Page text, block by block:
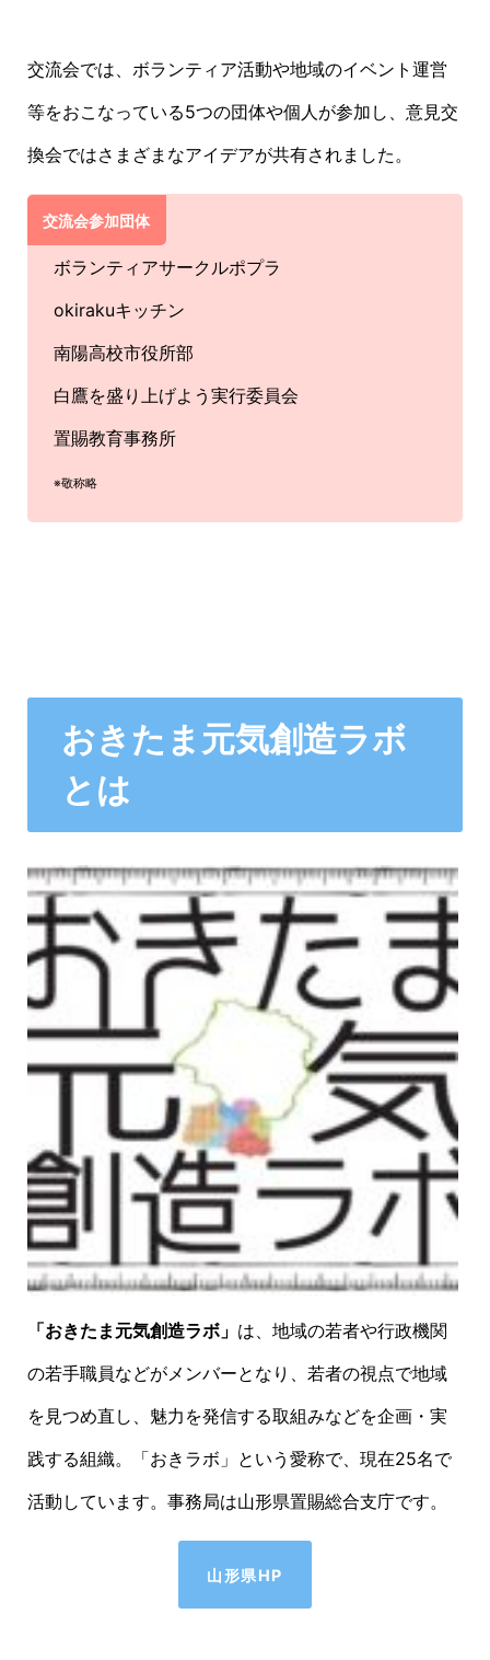
交流会では、ボランティア活動や地域のイベント運営
等をおこなっている5つの団体や個人が参加し、意見交
換会ではさまざまなアイデアが共有されました。
交流会参加団体
ボランティアサークルポプラ
okirakuキッチン
南陽高校市役所部
白鷹を盛り上げよう実行委員会
置賜教育事務所
※敬称略
おきたま元気創造ラボ
とは
「おきたま元気創造ラボ」 は、地域の若者や行政機関
の若手職員などがメンバーとなり、若者の視点で地域
を見つめ直し、魅力を発信する取組みなどを企画・実
践する組織。「おきラボ」という愛称で、現在25名で
活動しています。事務局は山形県置賜総合支庁です。
山形県HP